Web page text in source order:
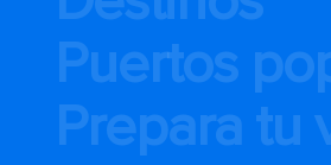
Puertos
Prepara tu